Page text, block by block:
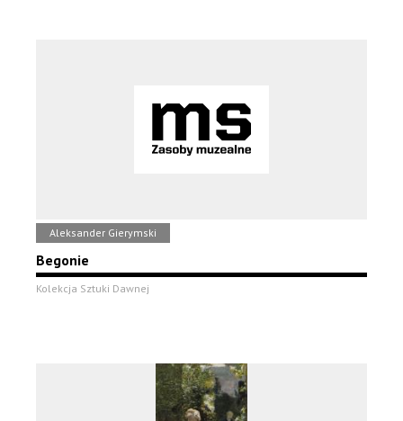
Aleksander Gierymski
Begonie
Kolekcja Sztuki Dawnej